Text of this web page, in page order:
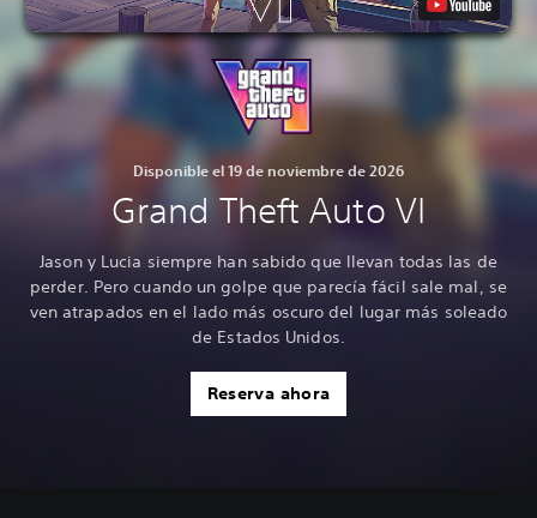
Disponible el 19 de noviembre de 2026
Grand Theft Auto VI
Jason y Lucia siempre han sabido que llevan todas las de
perder. Pero cuando un golpe que parecía fácil sale mal, se
ven atrapados en el lado más oscuro del lugar más soleado
de Estados Unidos.
Reserva ahora